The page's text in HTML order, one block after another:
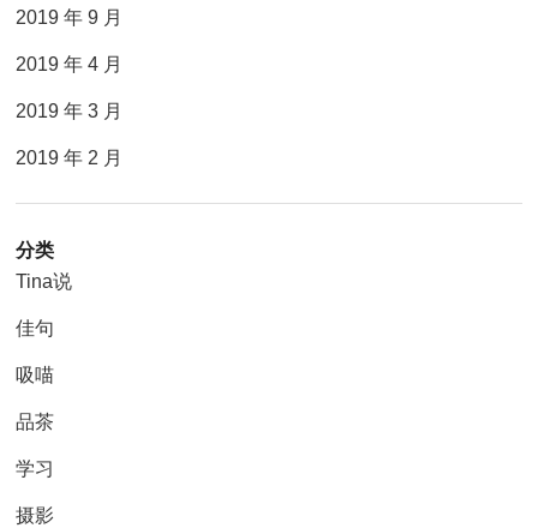
2019 年 9 月
2019 年 4 月
2019 年 3 月
2019 年 2 月
分类
Tina说
佳句
吸喵
品茶
学习
摄影